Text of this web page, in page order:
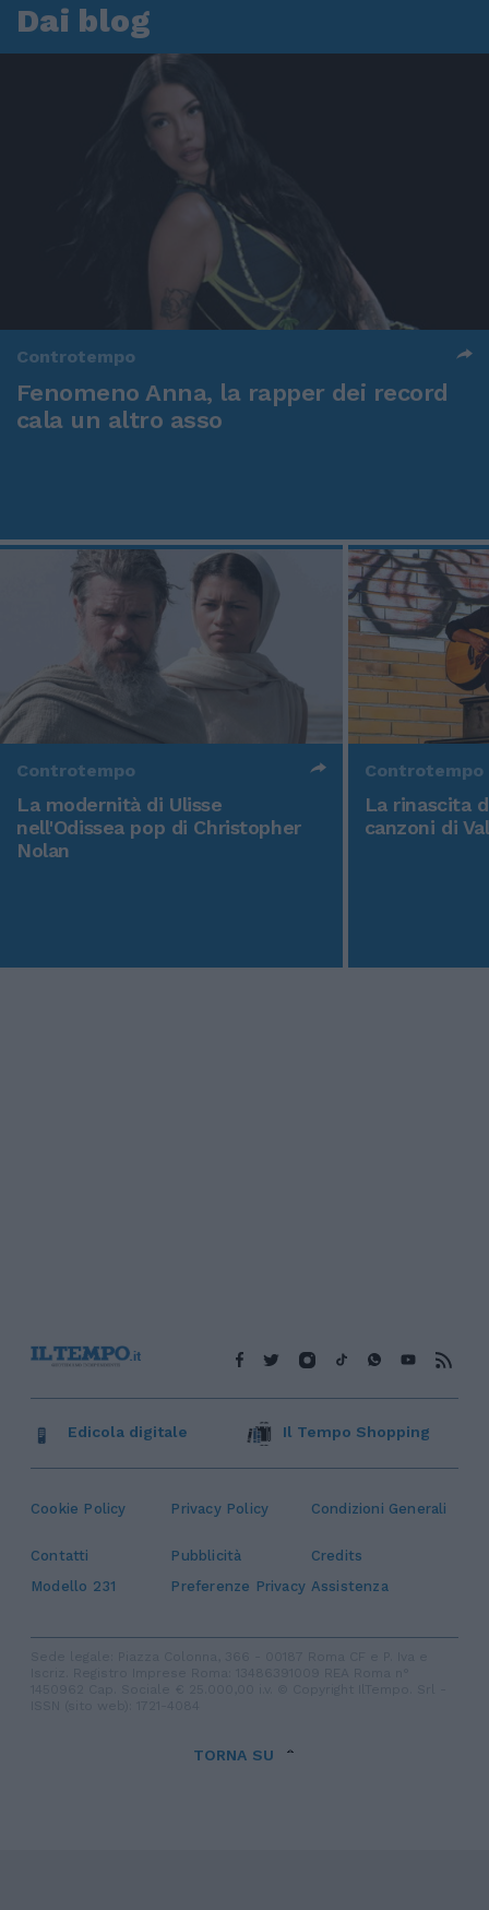
Dai blog
Controtempo
Fenomeno Anna, la rapper dei record
cala un altro asso
Controtempo
La modernità di Ulisse
nell'Odissea pop di Christopher
Nolan
Controtempo
La rinascita
canzoni di
Cookie Policy Privacy Policy Condizioni Generali
Contatti Pubblicità
Credits
Modello 231
Preferenze Privacy Assistenza
Edicola digitale Il Tempo Shopping
TORNA SU